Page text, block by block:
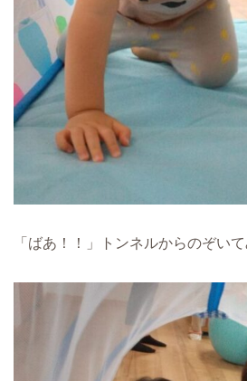
「ばあ！！」トンネルからのぞいて